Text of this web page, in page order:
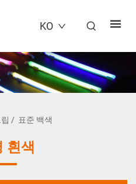
KO
/ 표준 백색
흰색